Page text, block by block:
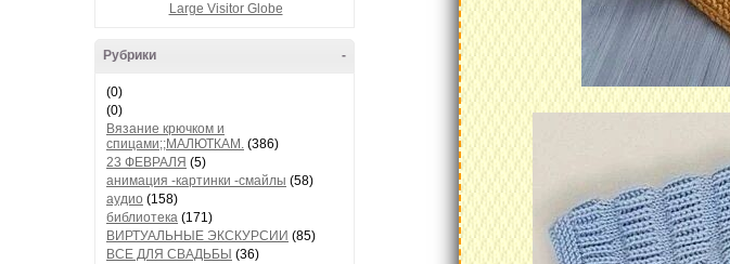
Large Visitor Globe
-
Рубрики
(0)
(0)
Вязание крючком и
спицами;;МАЛЮТКАМ. (386)
23 ФЕВРАЛЯ (5)
анимация -картинки -смайлы (58)
аудио (158)
библиотека (171)
ВИРТУАЛЬНЫЕ ЭКСКУРСИИ (85)
ВСЕ ДЛЯ СВАДЬБЫ (36)